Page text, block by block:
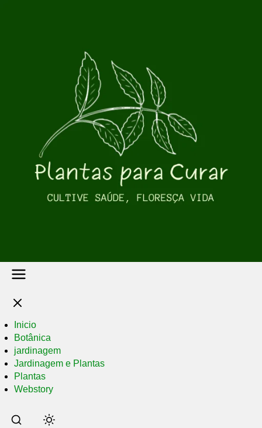
Inicio
Botânica
jardinagem
Jardinagem e Plantas
Plantas
Webstory